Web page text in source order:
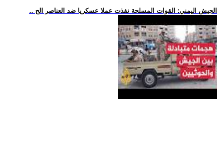
.. الجيش اليمني: القوات المسلحة نفذت عملا عسكريا ضد العناصر الح